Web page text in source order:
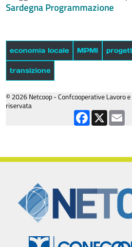
Sardegna Programmazione
economia locale MPMI
transizione
© 2026 Netcoop - Confcooperative Lavoro
riservata
Facebook
X